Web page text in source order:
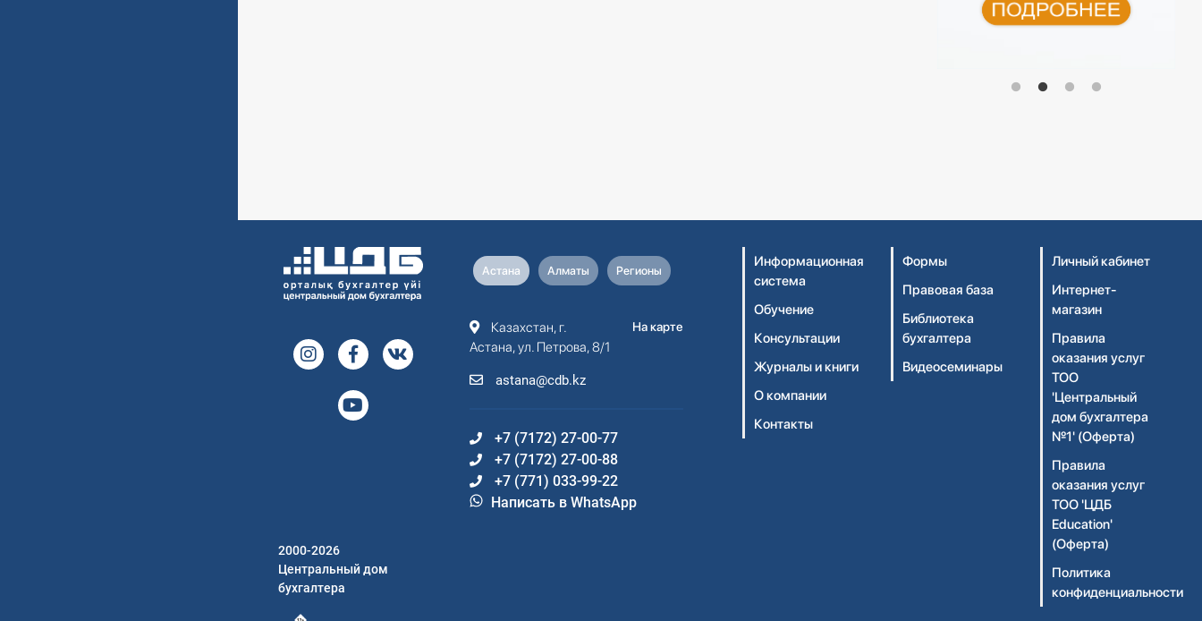
2000-2026
Центральный дом
бухгалтера
Астана Алматы Регионы
Казахстан, г.
Астана, ул. Петрова, 8/1
astana@cdb.kz
На карте
+7 (7172) 27-00-77
+7 (7172) 27-00-88
+7 (771) 033-99-22
Написать в WhatsApp
Информационная
система
Обучение
Консультации
Журналы и книги
О компании
Контакты
Формы
Правовая база
Библиотека
бухгалтера
Видеосеминары
Личный кабинет
Интернет-
магазин
Правила
оказания услуг
ТОО
'Центральный
дом бухгалтера
№1' (Оферта)
Правила
оказания услуг
ТОО 'ЦДБ
Education'
(Оферта)
Политика
конфиденциальности